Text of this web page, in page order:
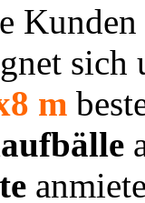
sich
m